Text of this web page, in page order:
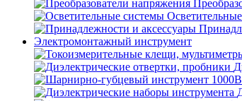
Электромонтажный инструмент